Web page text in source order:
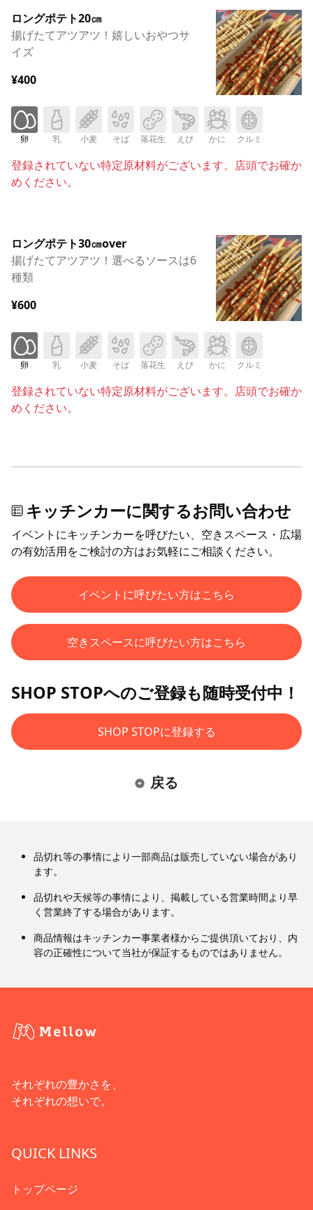
ロングポテト20㎝
揚げたてアツアツ！嬉しいおやつサ
イズ
¥400
卵 乳 小麦 そば 落花生 えび かに クルミ
登録されていない特定原材料がございます。店頭でお確か
めください。
ロングポテト30㎝over
揚げたてアツアツ！選べるソースは6
種類
¥600
卵 乳 小麦 そば 落花生 えび かに クルミ
登録されていない特定原材料がございます。店頭でお確か
めください。
キッチンカーに関するお問い合わせ
イベントにキッチンカーを呼びたい、空きスペース・広場
の有効活用をご検討の方はお気軽にご相談ください。
イベントに呼びたい方はこちら
空きスペースに呼びたい方はこちら
SHOP STOPへのご登録も随時受付中！
SHOP STOPに登録する
戻る
品切れ等の事情により一部商品は販売していない場合があり
ます。
品切れや天候等の事情により、掲載している営業時間より早
く営業終了する場合があります。
商品情報はキッチンカー事業者様からご提供頂いており、内
容の正確性について当社が保証するものではありません。
それぞれの豊かさを、
それぞれの想いで。
QUICK LINKS
トップページ